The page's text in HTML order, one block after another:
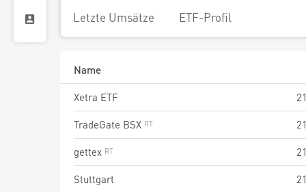
Letzte Umsätze ETF-Profil
Name
Xetra ETF
TradeGate BSX
gettex
Stuttgart